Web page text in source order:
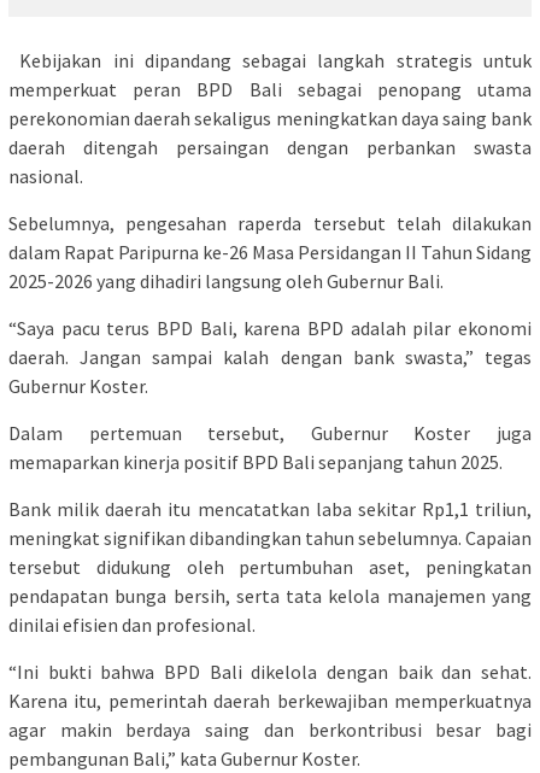
Kebijakan ini dipandang sebagai langkah strategis untuk
memperkuat peran BPD Bali sebagai penopang utama
perekonomian daerah sekaligus meningkatkan daya saing bank
daerah ditengah persaingan dengan perbankan swasta
nasional.
Sebelumnya, pengesahan raperda tersebut telah dilakukan
dalam Rapat Paripurna ke-26 Masa Persidangan II Tahun Sidang
2025-2026 yang dihadiri langsung oleh Gubernur Bali.
“Saya pacu terus BPD Bali, karena BPD adalah pilar ekonomi
daerah. Jangan sampai kalah dengan bank swasta,” tegas
Gubernur Koster.
Dalam pertemuan tersebut, Gubernur Koster juga
memaparkan kinerja positif BPD Bali sepanjang tahun 2025.
Bank milik daerah itu mencatatkan laba sekitar Rp1,1 triliun,
meningkat signifikan dibandingkan tahun sebelumnya. Capaian
tersebut didukung oleh pertumbuhan aset, peningkatan
pendapatan bunga bersih, serta tata kelola manajemen yang
dinilai efisien dan profesional.
“Ini bukti bahwa BPD Bali dikelola dengan baik dan sehat.
Karena itu, pemerintah daerah berkewajiban memperkuatnya
agar makin berdaya saing dan berkontribusi besar bagi
pembangunan Bali,” kata Gubernur Koster.